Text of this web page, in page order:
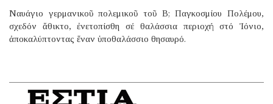
Ναυάγιο γερμανικοῦ πολεμικοῦ τοῦ B; Παγκοσμίου Πολέμου,
σχεδόν ἄθικτο, ἐνετοπίσθη σέ θαλάσσια περιοχή στό Ἰόνιο,
ἀποκαλύπτοντας ἕναν ὑποθαλάσσιο θησαυρό.